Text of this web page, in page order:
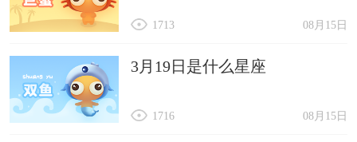
08月15日
1713
3月19日是什么星座
08月15日
1716